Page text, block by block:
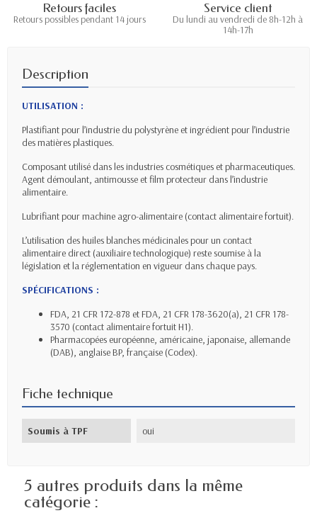
Retours faciles
Retours possibles pendant 14 jours
Service client
Du lundi au vendredi de 8h-12h à
14h-17h
Description
UTILISATION :
Plastifiant pour l’industrie du polystyrène et ingrédient pour l’industrie
des matières plastiques.
Composant utilisé dans les industries cosmétiques et pharmaceutiques.
Agent démoulant, antimousse et film protecteur dans l’industrie
alimentaire.
Lubrifiant pour machine agro-alimentaire (contact alimentaire fortuit).
L’utilisation des huiles blanches médicinales pour un contact
alimentaire direct (auxiliaire technologique) reste soumise à la
législation et la réglementation en vigueur dans chaque pays.
SPÉCIFICATIONS :
FDA, 21 CFR 172-878 et FDA, 21 CFR 178-3620(a), 21 CFR 178-
3570 (contact alimentaire fortuit H1).
Pharmacopées européenne, américaine, japonaise, allemande
(DAB), anglaise BP, française (Codex).
Fiche technique
Soumis à TPF oui
5 autres produits dans la même
catégorie :